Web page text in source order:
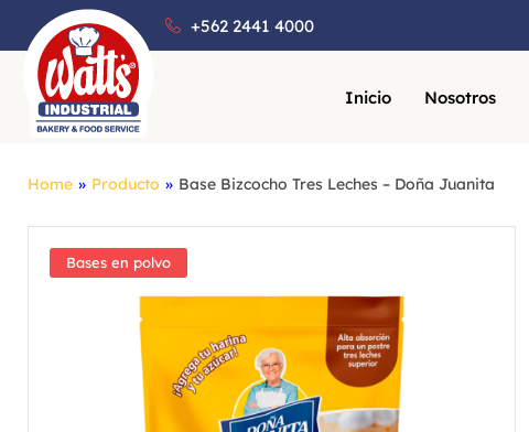
+562 2441 4000
Inicio Nosotros
Home » Producto » Base Bizcocho Tres Leches – Doña Juanita
Bases en polvo